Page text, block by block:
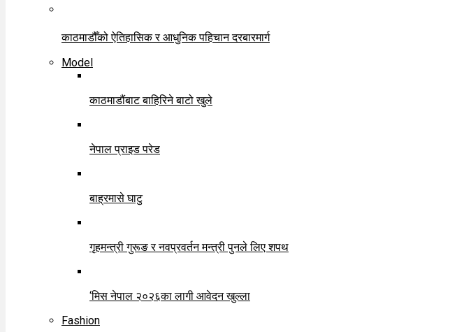
काठमाडौँको ऐतिहासिक र आधुनिक पहिचान दरबारमार्ग
Model
काठमाडौंबाट बाहिरिने बाटो खुले
नेपाल प्राइड परेड
बाह्रमासे घाटु
गृहमन्त्री गुरूङ र नवप्रवर्तन मन्त्री पुनले लिए शपथ
‘मिस नेपाल २०२६का लागी आवेदन खुल्ला
Fashion